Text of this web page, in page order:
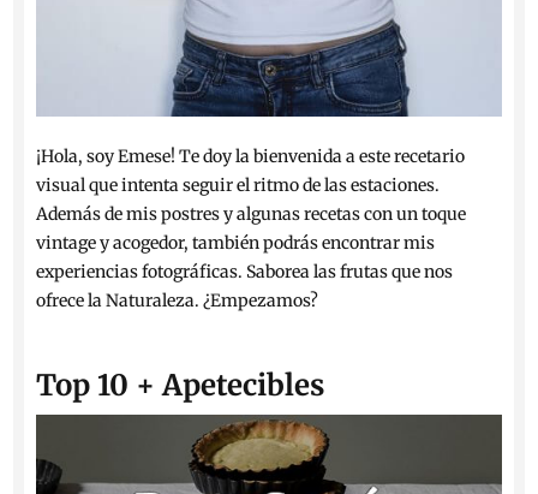
¡Hola, soy Emese! Te doy la bienvenida a este recetario
visual que intenta seguir el ritmo de las estaciones.
Además de mis postres y algunas recetas con un toque
vintage y acogedor, también podrás encontrar mis
experiencias fotográficas. Saborea las frutas que nos
ofrece la Naturaleza. ¿Empezamos?
Top 10 + Apetecibles